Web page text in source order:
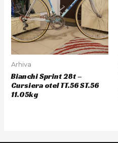
Arhiva
Bianchi Sprint 28t –
Cursiera otel TT.56 ST.56
11.05kg